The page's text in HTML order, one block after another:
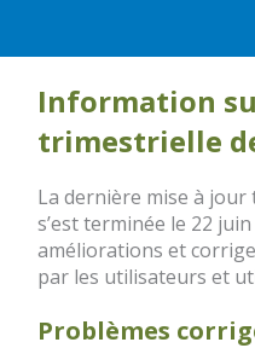
Information
trimestrielle de
La dernière mise à jour
s’est terminée le 22
améliorations et
par les utilisateurs et
Problèmes